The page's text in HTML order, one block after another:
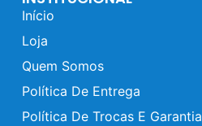
Início
Loja
Quem Somos
Política De Entrega
Política De Trocas E Garantia